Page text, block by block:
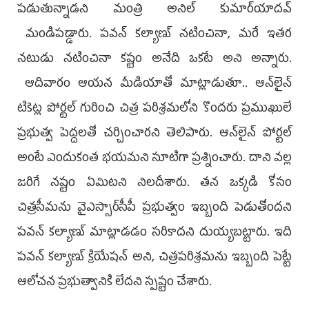
పడుతున్నాడని మంత్రి అనిల్‌ కుమార్‌యాదవ్‌
మండిపడ్డారు. పవన్ కల్యాణ్ నటించినా, మరే ఇతర
నటుడు నటించినా కష్టం అనేది ఒకటే అని అన్నారు.
ఆదివారం ఆయ‌న‌ మీడియాతో మాట్లాడుతూ.. ఆన్‌లైన్‌
టికెట్ల పోర్టల్ గురించి చిత్ర పరిశ్రమలోని కొందరు ప్రముఖులే
ప్రభుత్వ పెద్దలతో చర్చించారని తెలిపారు. ఆన్‌లైన్‌ పోర్టల్
అంటే ఎందుకంత భయమని సూటిగా ప్రశ్నించారు. దాని వల్ల
జరిగే నష్టం ఏమిటని నిలదీశారు. తన ఒక్కడి కోసం
చిత్రసీమను వైఎస్సార్‌సీపీ ప్రభుత్వం ఇబ్బంది పెడుతోందని
పవన్ కల్యాణ్ మాట్లాడడం సరికాదని దుయ్యబట్టారు. ఇది
పవన్ కల్యాణ్ క్రియేషన్ అని, చిత్రపరిశ్రమను ఇబ్బంది పెట్టే
ఆలోచన ప్రభుత్వానికి లేదని స్పష్టం చేశారు.